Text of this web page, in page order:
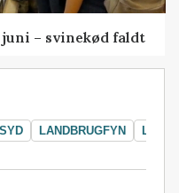
– svinekød faldt
LANDBRUGFYN